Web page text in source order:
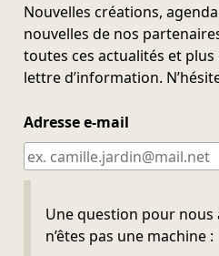
Nouvelles créations,
nouvelles de nos
toutes ces actualités et
lettre d’information.
Adresse e-mail
Une question pour nous
n’êtes pas une machine :
Ne pas remplir